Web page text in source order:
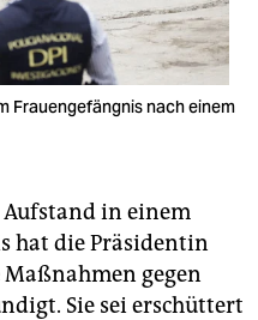
Frauengefängnis nach einem
in einem
hat die Präsidentin
gegen
Sie sei erschüttert